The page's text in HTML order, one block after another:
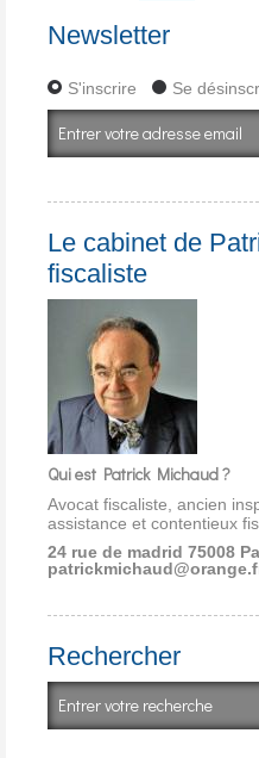
Newsletter
S'inscrire Se
Le cabinet de
fiscaliste
Qui est Patrick Michaud ?
Avocat fiscaliste, ancien
assistance et contentieux
24 rue de madrid 75008
Rechercher